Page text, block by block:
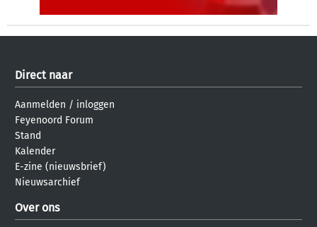
Direct naar
Aanmelden / inloggen
Feyenoord Forum
Stand
Kalender
E-zine (nieuwsbrief)
Nieuwsarchief
Over ons